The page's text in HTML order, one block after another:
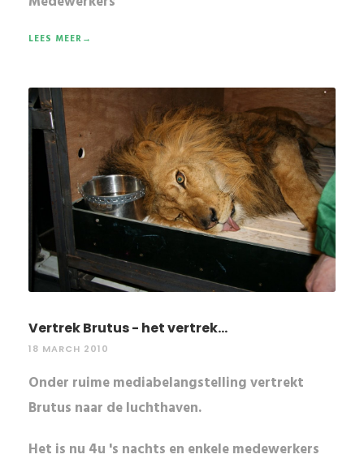
LEES MEER→
Vertrek Brutus - het vertrek...
18 MARCH 2010
Onder ruime mediabelangstelling vertrekt
Brutus naar de luchthaven.
Het is nu 4u 's nachts en enkele medewerkers